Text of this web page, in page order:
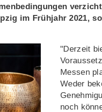
im Frühjahr 2021,
"Derzeit
Messen
Weder
noch